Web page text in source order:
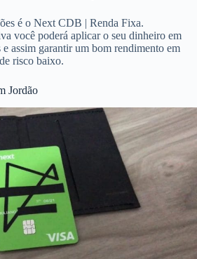
é o Next CDB | Renda Fixa.
você poderá aplicar o seu dinheiro em
assim garantir um bom rendimento em
risco baixo.
Jordão